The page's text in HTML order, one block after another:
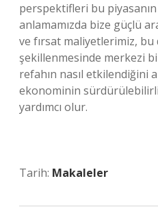
perspektifleri bu
anlamamızda bize güçlü
ve fırsat maliyetlerimiz, bu
şekillenmesinde merkezi
refahın nasıl etkilendiğini
ekonominin
yardımcı olur.
Tarih: Makaleler